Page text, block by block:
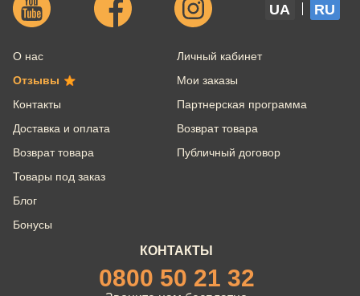
UA RU
О нас
Отзывы
Контакты
Доставка и оплата
Возврат товара
Товары под заказ
Блог
Бонусы
Личный кабинет
Мои заказы
Партнерская программа
Возврат товара
Публичный договор
КОНТАКТЫ
0800 50 21 32